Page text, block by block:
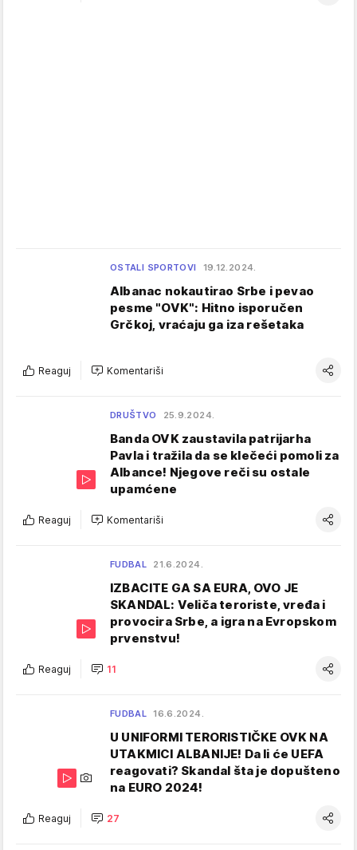
OSTALI SPORTOVI 19.12.2024.
Albanac nokautirao Srbe i pevao
pesme "OVK": Hitno isporučen
Grčkoj, vraćaju ga iza rešetaka
Reaguj Komentariši
DRUŠTVO 25.9.2024.
Banda OVK zaustavila patrijarha
Pavla i tražila da se klečeći pomoli za
Albance! Njegove reči su ostale
upamćene
Reaguj Komentariši
FUDBAL 21.6.2024.
IZBACITE GA SA EURA, OVO JE
SKANDAL: Veliča teroriste, vređa i
provocira Srbe, a igra na Evropskom
prvenstvu!
Reaguj 11
FUDBAL 16.6.2024.
U UNIFORMI TERORISTIČKE OVK NA
UTAKMICI ALBANIJE! Da li će UEFA
reagovati? Skandal šta je dopušteno
na EURO 2024!
Reaguj 27